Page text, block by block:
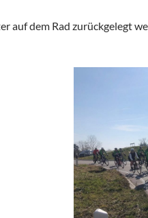
auf dem Rad zurückgelegt